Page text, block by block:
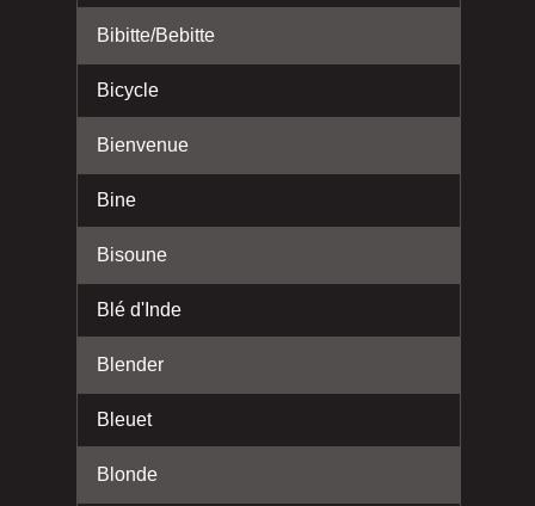
Bibitte/Bebitte
Bicycle
Bienvenue
Bine
Bisoune
Blé d'Inde
Blender
Bleuet
Blonde